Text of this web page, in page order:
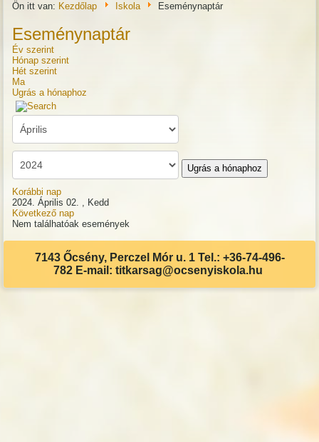
Ön itt van: Kezdőlap Iskola Eseménynaptár
Eseménynaptár
Év szerint
Hónap szerint
Hét szerint
Ma
Ugrás a hónaphoz
Ugrás a hónaphoz
Korábbi nap
2024. Április 02. , Kedd
Következő nap
Nem találhatóak események
7143 Őcsény, Perczel Mór u. 1 Tel.: +36-74-496-
782 E-mail: titkarsag@ocsenyiskola.hu